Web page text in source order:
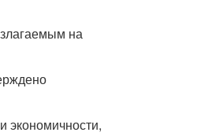
на
экономичности,